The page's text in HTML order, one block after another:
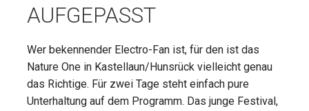
AUFGEPASST
Wer bekennender Electro-Fan ist, für den ist das
Nature One in Kastellaun/Hunsrück vielleicht genau
das Richtige. Für zwei Tage steht einfach pure
Unterhaltung auf dem Programm. Das junge Festival,